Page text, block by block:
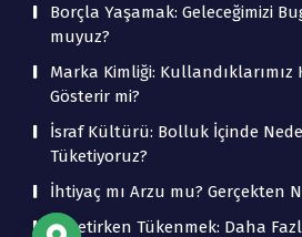
Borçla Yaşamak: Geleceğimizi
muyuz?
Marka Kimliği:
Gösterir mi?
İsraf Kültürü: Bolluk İçinde
Tüketiyoruz?
İhtiyaç mı Arzu mu? Gerçekten
Tüketirken Tükenmek: Daha